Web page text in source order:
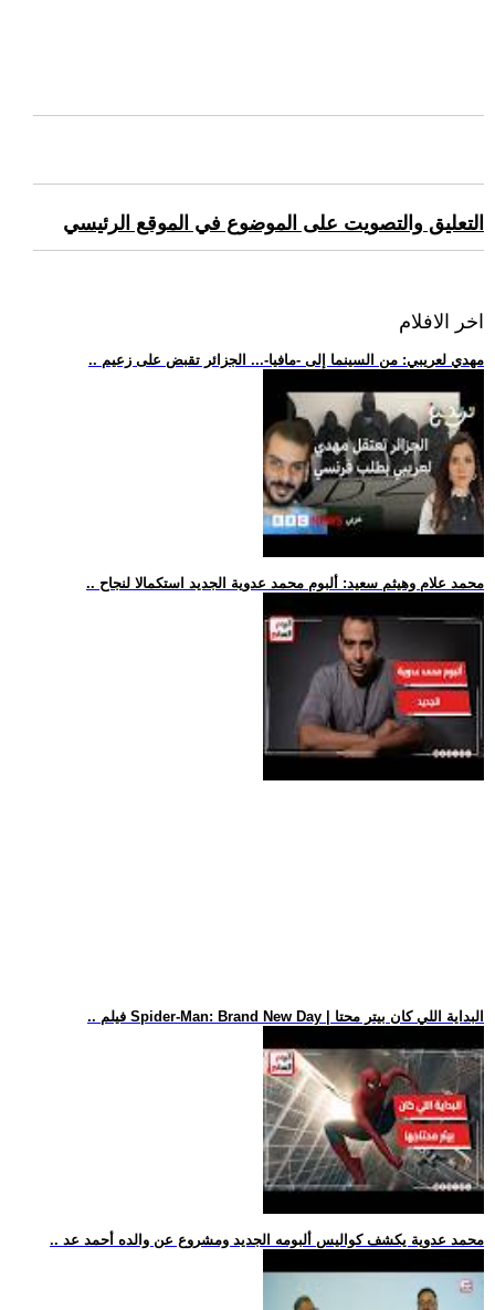
التعليق والتصويت على الموضوع في الموقع الرئيسي
اخر الافلام
.. مهدي لعريبي: من السينما إلى -مافيا-... الجزائر تقبض على زعيم
.. محمد علام وهيثم سعيد: ألبوم محمد عدوية الجديد استكمالا لنجاح
.. فيلم Spider-Man: Brand New Day | البداية اللي كان بيتر محتا
.. محمد عدوية يكشف كواليس ألبومه الجديد ومشروع عن والده أحمد عد